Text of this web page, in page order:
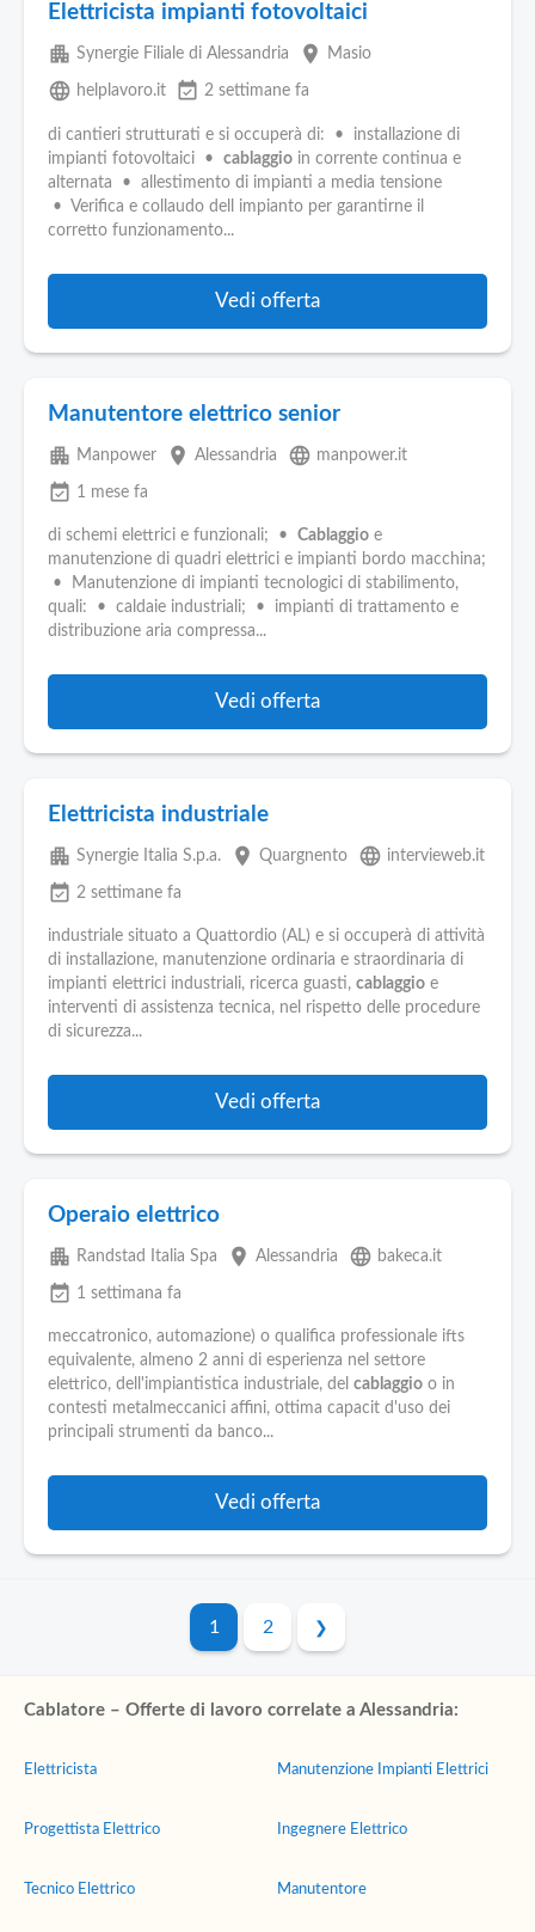
Elettricista impianti fotovoltaici
apartment Synergie Filiale di Alessandria place Masio
language helplavoro.it event_available 2 settimane fa
di cantieri strutturati e si occuperà di: • installazione di
impianti fotovoltaici • cablaggio in corrente continua e
alternata • allestimento di impianti a media tensione
• Verifica e collaudo dell impianto per garantirne il
corretto funzionamento...
Vedi offerta
Manutentore elettrico senior
apartment Manpower place Alessandria language manpower.it
event_available 1 mese fa
di schemi elettrici e funzionali; • Cablaggio e
manutenzione di quadri elettrici e impianti bordo macchina;
• Manutenzione di impianti tecnologici di stabilimento,
quali: • caldaie industriali; • impianti di trattamento e
distribuzione aria compressa...
Vedi offerta
Elettricista industriale
apartment Synergie Italia S.p.a. place Quargnento language intervieweb.it
event_available 2 settimane fa
industriale situato a Quattordio (AL) e si occuperà di attività
di installazione, manutenzione ordinaria e straordinaria di
impianti elettrici industriali, ricerca guasti, cablaggio e
interventi di assistenza tecnica, nel rispetto delle procedure
di sicurezza...
Vedi offerta
Operaio elettrico
apartment Randstad Italia Spa place Alessandria language bakeca.it
event_available 1 settimana fa
meccatronico, automazione) o qualifica professionale ifts
equivalente, almeno 2 anni di esperienza nel settore
elettrico, dell'impiantistica industriale, del cablaggio o in
contesti metalmeccanici affini, ottima capacit d'uso dei
principali strumenti da banco...
Vedi offerta
1 2
Cablatore – Offerte di lavoro correlate a Alessandria:
Elettricista
Progettista Elettrico
Tecnico Elettrico
Manutenzione Impianti Elettrici
Ingegnere Elettrico
Manutentore